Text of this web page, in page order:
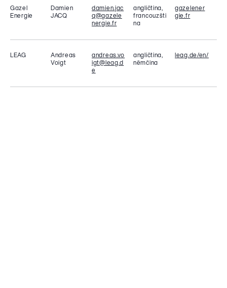
Gazel
Energie
Damien
JACQ
damien.jac
q@gazele
nergie.fr
angličtina,
francouzšti
na
gazelener
gie.fr
LEAG
Andreas
Voigt
andreas.vo
igt@leag.d
e
angličtina,
němčina
leag.de/en/